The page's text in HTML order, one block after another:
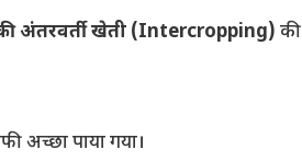
अंतरवर्ती खेती (Intercropping) की
अच्छा पाया गया।